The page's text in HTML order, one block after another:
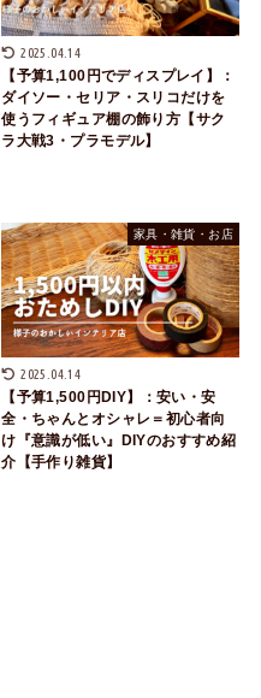
2025.04.14
【予算1,100円でディスプレイ】：
ダイソー・セリア・スリコだけを
使うフィギュア棚の飾り方【サク
ラ大戦3・プラモデル】
家具・雑貨・お店
2025.04.14
【予算1,500円DIY】：安い・安
全・ちゃんとオシャレ＝初心者向
け『意識が低い』DIYのおすすめ紹
介【手作り雑貨】